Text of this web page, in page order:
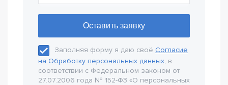
Заполняя форму я даю своё Согласие
на Обработку персональных данных, в
соответствии с Федеральном законом от
27.07.2006 года № 152-Ф3 «О персональных